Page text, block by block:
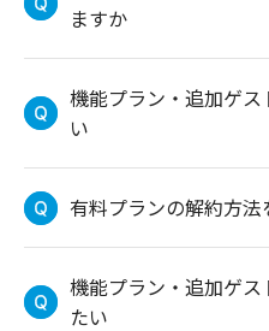
ますか
機能プラン・追加ゲ
い
有料プランの解約方法
機能プラン・追加ゲ
たい